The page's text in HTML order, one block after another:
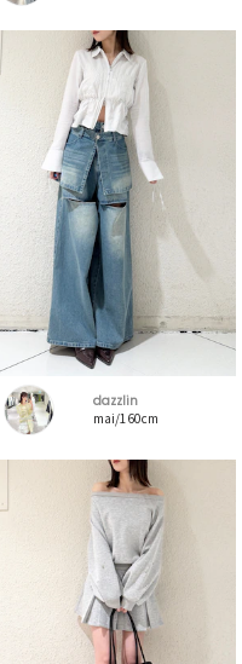
dazzlin
mai/160cm